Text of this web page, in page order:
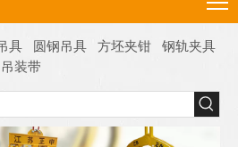
具 圆钢吊具 方坯夹钳
钢轨夹具
吊装带